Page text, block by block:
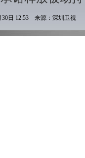
30日 12:53 来源：深圳卫视